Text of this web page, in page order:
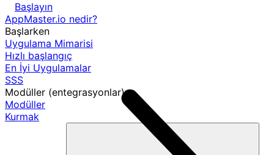
Başlayın
AppMaster.io nedir?
Başlarken
Uygulama Mimarisi
Hızlı başlangıç
En İyi Uygulamalar
SSS
Modüller (entegrasyonlar)
Modüller
Kurmak